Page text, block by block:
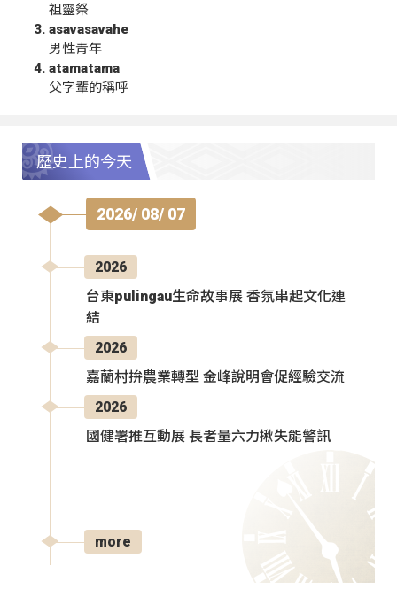
祖靈祭
asavasavahe
男性青年
atamatama
父字輩的稱呼
歷史上的今天
2026/ 08/ 07
2026
台東pulingau生命故事展 香氛串起文化連
結
2026
嘉蘭村拚農業轉型 金峰說明會促經驗交流
2026
國健署推互動展 長者量六力揪失能警訊
more